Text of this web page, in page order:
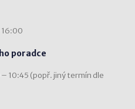
16:00
poradce
10:45 (popř. jiný termín dle